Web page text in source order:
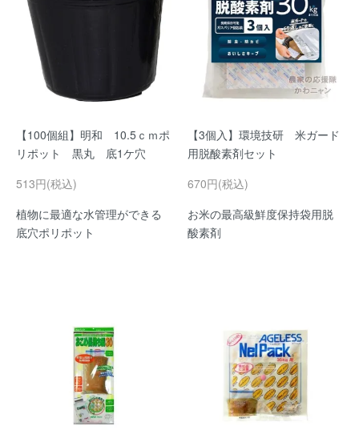
【100個組】明和 10.5ｃｍポ
リポット 黒丸 底1ケ穴
513円(税込)
植物に最適な水管理ができる
底穴ポリポット
【3個入】環境技研 米ガード
用脱酸素剤セット
670円(税込)
お米の最高級鮮度保持袋用脱
酸素剤